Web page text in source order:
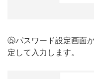
⑤パスワード設定画面
定して入力します。